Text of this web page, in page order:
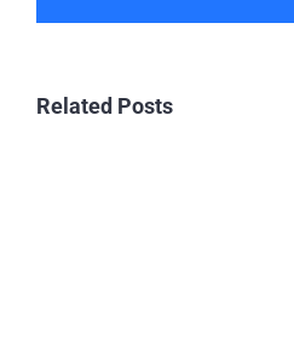
Related Posts